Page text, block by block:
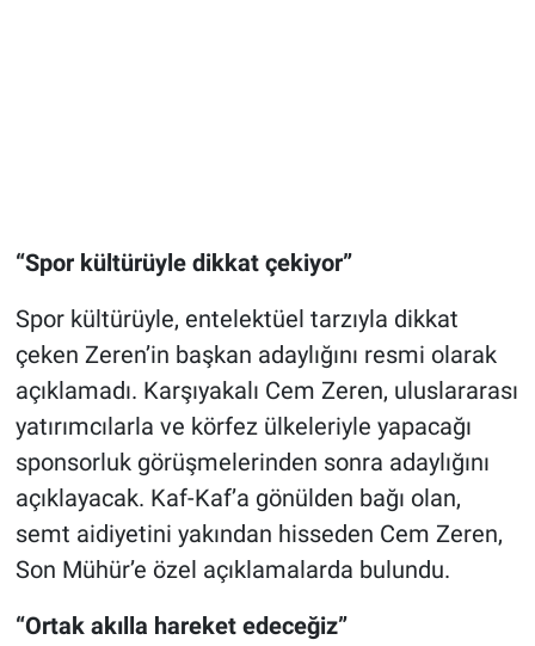
“Spor kültürüyle dikkat çekiyor”
Spor kültürüyle, entelektüel tarzıyla dikkat
çeken Zeren’in başkan adaylığını resmi olarak
açıklamadı. Karşıyakalı Cem Zeren, uluslararası
yatırımcılarla ve körfez ülkeleriyle yapacağı
sponsorluk görüşmelerinden sonra adaylığını
açıklayacak. Kaf-Kaf’a gönülden bağı olan,
semt aidiyetini yakından hisseden Cem Zeren,
Son Mühür’e özel açıklamalarda bulundu.
“Ortak akılla hareket edeceğiz”